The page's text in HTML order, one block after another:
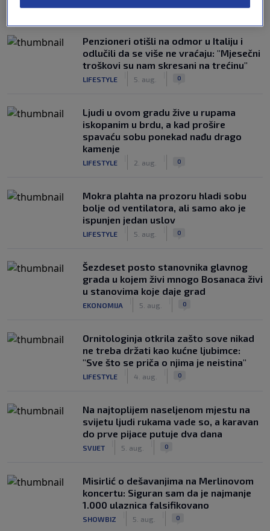
NAJČITANIJE
Penzioneri otišli na odmor u Italiju i
odlučili da se više ne vraćaju: "Mjesečni
troškovi su nam skresani na trećinu"
LIFESTYLE 5. aug. 0
Ljudi u ovom gradu žive u rupama
iskopanim u brdu, a kad prošire
spavaću sobu ponekad nađu drago
kamenje
LIFESTYLE 2. aug. 0
Mokra plahta na prozoru hladi sobu
bolje od ventilatora, ali samo ako je
ispunjen jedan uslov
LIFESTYLE 5. aug. 0
Šezdeset posto stanovnika glavnog
grada u kojem živi mnogo Bosanaca živi
u stanovima koje daje grad
EKONOMIJA 5. aug. 0
Ornitologinja otkrila zašto sove nikad
ne treba držati kao kućne ljubimce:
"Sve što se priča o njima je neistina"
LIFESTYLE 4. aug. 0
Na najtoplijem naseljenom mjestu na
svijetu ljudi rukama vade so, a karavan
do prve pijace putuje dva dana
SVIJET 5. aug. 0
Misirlić o dešavanjima na Merlinovom
koncertu: Siguran sam da je najmanje
1.000 ulaznica falsifikovano
SHOWBIZ 5. aug. 0